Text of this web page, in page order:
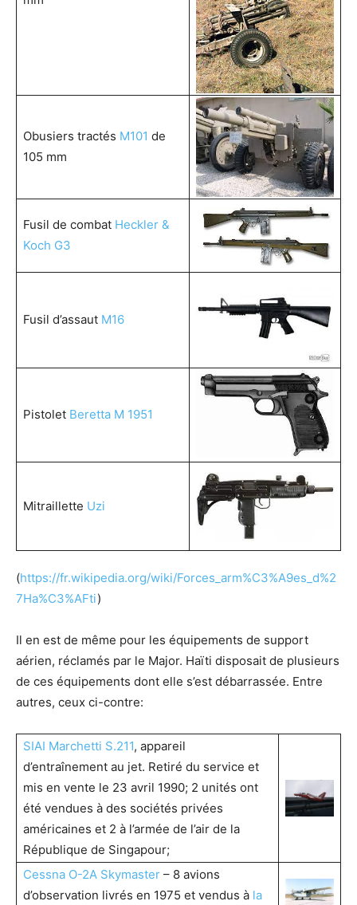
Obusiers tractés M101 de
105 mm
Fusil de combat Heckler &
Koch G3
Fusil d’assaut M16
Pistolet Beretta M 1951
Mitraillette Uzi
(https://fr.wikipedia.org/wiki/Forces_arm%C3%A9es_d%2
7Ha%C3%AFti)
Il en est de même pour les équipements de support
aérien, réclamés par le Major. Haïti disposait de plusieurs
de ces équipements dont elle s’est débarrassée. Entre
autres, ceux ci-contre:
SIAI Marchetti S.211, appareil
d’entraînement au jet. Retiré du service et
mis en vente le 23 avril 1990; 2 unités ont
été vendues à des sociétés privées
américaines et 2 à l’armée de l’air de la
République de Singapour;
Cessna O-2A Skymaster – 8 avions
d’observation livrés en 1975 et vendus à la